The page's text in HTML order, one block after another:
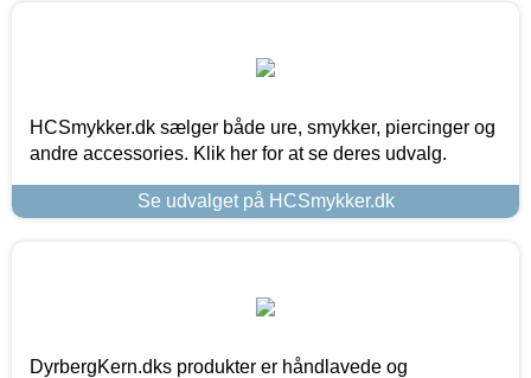
HCSmykker.dk sælger både ure, smykker, piercinger og
andre accessories. Klik her for at se deres udvalg.
Se udvalget på HCSmykker.dk
DyrbergKern.dks produkter er håndlavede og